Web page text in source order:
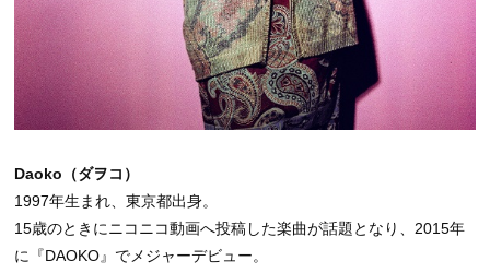
Daoko（ダヲコ）
1997年生まれ、東京都出身。
15歳のときにニコニコ動画へ投稿した楽曲が話題となり、2015年
に『DAOKO』でメジャーデビュー。